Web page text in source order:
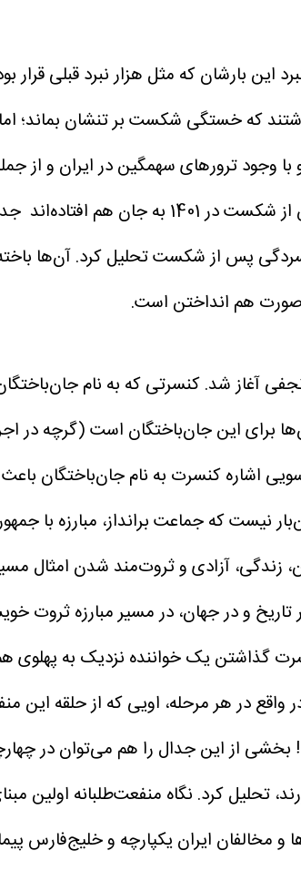
این بارشان که مثل هزار نبرد قبلی
که خستگی شکست بر تنشان بماند؛
وجود ترورهای سهمگین در ایران و از
جان هم افتاده‌اند
پس از شکست تحلیل کرد. آن‌ها
هم انداختن است.
آغاز شد. کنسرتی که به نام
برای این جان‌باختگان است (گرچه در
اشاره کنسرت به نام جان‌باختگان
نیست که جماعت برانداز، مبارزه با
آزادی و ثروت‌مند شدن امثال
و در جهان، در مسیر مبارزه ثروت
گذاشتن یک خواننده نزدیک به پهلوی
واقع در هر مرحله، اویی که از حلقه
بخشی از این جدال را هم می‌توان در
تحلیل کرد. نگاه منفعت‌طلبانه
و مخالفان ایران یکپارچه و